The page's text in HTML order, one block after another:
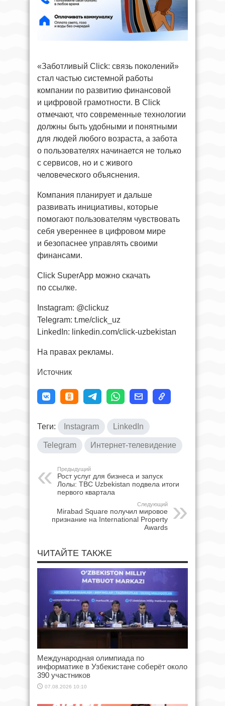
«Заботливый Click: связь поколений»
стал частью системной работы
компании по развитию финансовой
и цифровой грамотности. В Click
отмечают, что современные технологии
должны быть удобными и понятными
для людей любого возраста, а забота
о пользователях начинается не только
с сервисов, но и с живого
человеческого объяснения.
Компания планирует и дальше
развивать инициативы, которые
помогают пользователям чувствовать
себя увереннее в цифровом мире
и безопаснее управлять своими
финансами.
Click SuperApp можно скачать
по ссылке.
Instagram: @clickuz
Telegram: t.me/click_uz
LinkedIn: linkedin.com/click-uzbekistan
На правах рекламы.
Источник
Теги: Instagram LinkedIn
Telegram Интернет-телевидение
Предыдущий
Рост услуг для бизнеса и запуск
Лолы: TBC Uzbekistan подвела итоги
первого квартала
Следующий
Mirabad Square получил мировое
признание на International Property
Awards
ЧИТАЙТЕ ТАКЖЕ
Международная олимпиада по
информатике в Узбекистане соберёт около
390 участников
07.08.2026 10:10